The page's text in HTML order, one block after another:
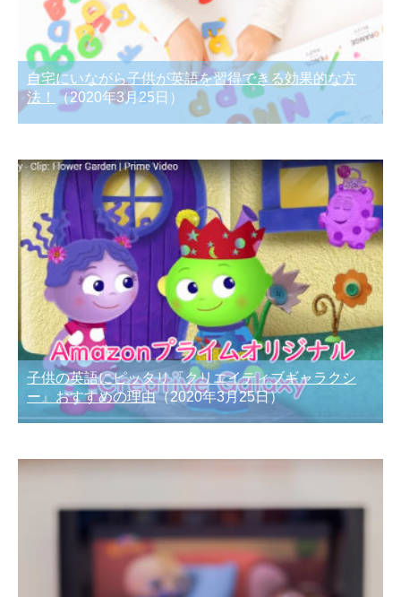
自宅にいながら子供が英語を習得できる効果的な方
法！
（2020年3月25日）
子供の英語にピッタリ『クリエイティブギャラクシ
ー』おすすめの理由（2020年3月25日）